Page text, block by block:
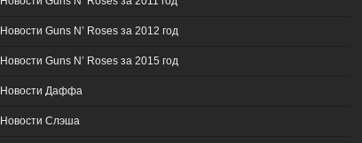
Новости Guns N’ Roses за 2012 год
Новости Guns N’ Roses за 2015 год
Новости Даффа
Новости Слэша